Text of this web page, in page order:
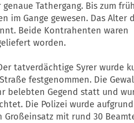
Tathergang. Bis zum
im Gange gewesen. Das Alter
Beide Kontrahenten waren
worden.
tatverdächtige Syrer wurde
festgenommen. Die
belebten Gegend statt und
Die Polizei wurde
mit rund 30